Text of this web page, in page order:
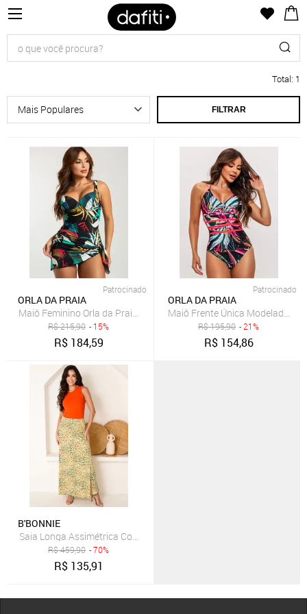
Total: 1
FILTRAR
Patrocinado
ORLA DA PRAIA
Maiô Feminino Orla da Praia Com Saia Saída De Praia E Bojo Com
R$215,90 - 15%
R$ 184,59
Patrocinado
ORLA DA PRAIA
Maiô Frente Única Modelador
R$195,90 - 21%
R$ 154,86
B'BONNIE
Saia Longa Assimétrica Com Bolsos B’Bonnie Úrsula Floral Laranja
R$459,90 - 70%
R$ 135,91